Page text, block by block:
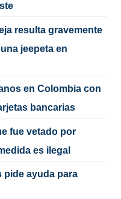
resulta gravemente
jeepeta en
en Colombia con
bancarias
fue vetado por
es ilegal
pide ayuda para